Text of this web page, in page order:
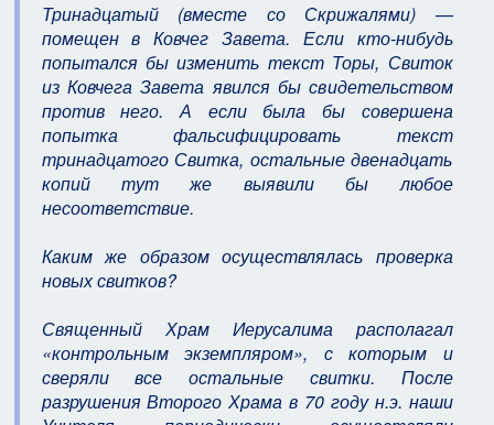
Тринадцатый (вместе со Скрижалями) —
помещен в Ковчег Завета. Если кто-нибудь
попытался бы изменить текст Торы, Свиток
из Ковчега Завета явился бы свидетельством
против него. А если была бы совершена
попытка фальсифицировать текст
тринадцатого Свитка, остальные двенадцать
копий тут же выявили бы любое
несоответствие.
Каким же образом осуществлялась проверка
новых свитков?
Священный Храм Иерусалима располагал
«контрольным экземпляром», с которым и
сверяли все остальные свитки. После
разрушения Второго Храма в 70 году н.э. наши